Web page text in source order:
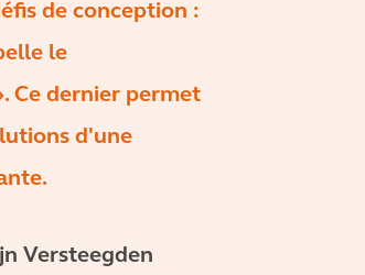
de conception :
le
Ce dernier permet
d'une
Versteegden